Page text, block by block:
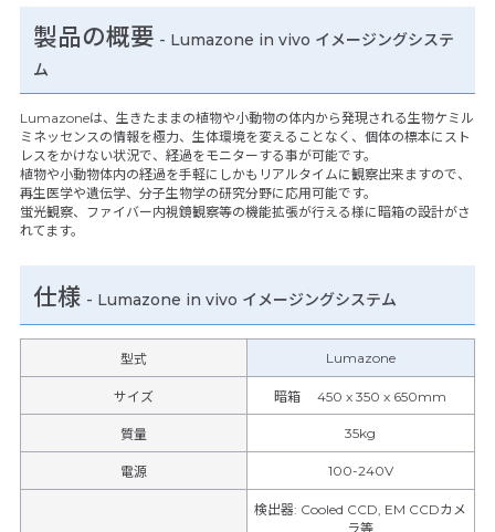
製品の概要 - Lumazone in vivo イメージングシステ
ム
Lumazoneは、生きたままの植物や小動物の体内から発現される生物ケミル
ミネッセンスの情報を極力、生体環境を変えることなく、個体の標本にスト
レスをかけない状況で、経過をモニターする事が可能です。
植物や小動物体内の経過を手軽にしかもリアルタイムに観察出来ますので、
再生医学や遺伝学、分子生物学の研究分野に応用可能です。
蛍光観察、ファイバー内視鏡観察等の機能拡張が行える様に暗箱の設計がさ
れてます。
仕様 - Lumazone in vivo イメージングシステム
型式 Lumazone
サイズ 暗箱 450 x 350 x 650mm
質量 35kg
電源 100-240V
検出器: Cooled CCD, EM CCDカメ
ラ等